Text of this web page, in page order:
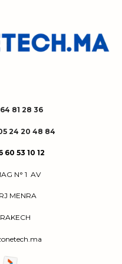
81 28 36
24 20 48 84
60 53 10 12
N° 1 AV
MENRA